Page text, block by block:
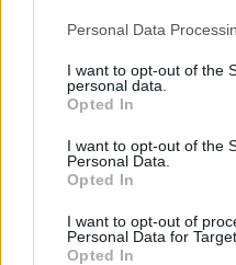
Personal Data
I want to opt-out of the
personal data.
Opted In
I want to opt-out of the
Personal Data.
Opted In
I want to opt-out of
Personal Data for
Opted In
circulation
Auto Pour Vous